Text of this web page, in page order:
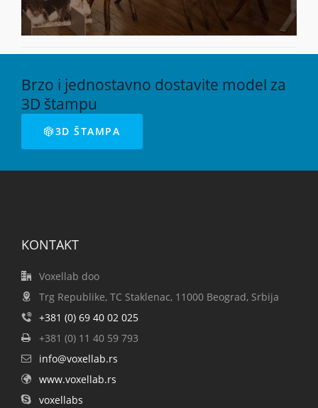
Brzo i jednostavno dostavite model za
3D štampu
3D ŠTAMPA
KONTAKT
Voxellab doo
Trg Republike, TC Staklenac, 11000 Beograd, Srbija
+381 (0) 69 40 02 025
+381 (0) 11 40 59 793
info@voxellab.rs
www.voxellab.rs
voxellabs